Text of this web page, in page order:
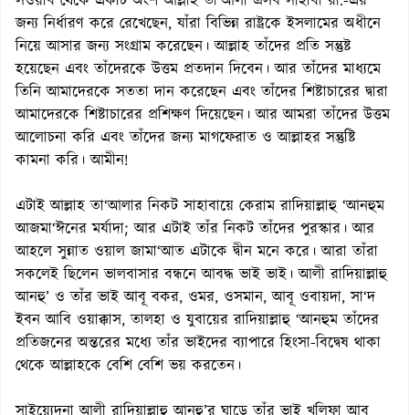
জন্য নির্ধারণ করে রেখেছেন, যাঁরা বিভিন্ন রাষ্ট্রকে ইসলামের অধীনে
নিয়ে আসার জন্য সংগ্রাম করেছেন। আল্লাহ তাঁদের প্রতি সন্তুষ্ট
হয়েছেন এবং তাঁদেরকে উত্তম প্রতদান দিবেন। আর তাঁদের মাধ্যমে
তিনি আমাদেরকে সততা দান করেছেন এবং তাঁদের শিষ্টাচারের দ্বারা
আমাদেরকে শিষ্টাচারের প্রশিক্ষণ দিয়েছেন। আর আমরা তাঁদের উত্তম
আলোচনা করি এবং তাঁদের জন্য মাগফেরাত ও আল্লাহর সন্তুষ্টি
কামনা করি। আমীন!
এটাই আল্লাহ তা‘আলার নিকট সাহাবায়ে কেরাম রাদিয়াল্লাহু ‘আনহুম
আজমা‘ঈনের মর্যাদা; আর এটাই তাঁর নিকট তাঁদের পুরস্কার। আর
আহলে সুন্নাত ওয়াল জামা‘আত এটাকে দ্বীন মনে করে। আরা তাঁরা
সকলেই ছিলেন ভালবাসার বন্ধনে আবদ্ধ ভাই ভাই। আলী রাদিয়াল্লাহু
আনহু’ ও তাঁর ভাই আবূ বকর, ওমর, ওসমান, আবূ ওবায়দা, সা‘দ
ইবন আবি ওয়াক্কাস, তালহা ও যুবায়ের রাদিয়াল্লাহু ‘আনহুম তাঁদের
প্রতিজনের অন্তরের মধ্যে তাঁর ভাইদের ব্যাপারে হিংসা-বিদ্বেষ থাকা
থেকে আল্লাহকে বেশি বেশি ভয় করতেন।